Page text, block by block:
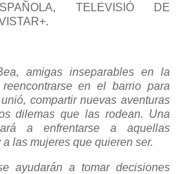
TELEVISIÓ DE
amigas inseparables en la
en el barrio para
compartir nuevas aventuras
dilemas que las rodean. Una
a enfrentarse a aquellas
las mujeres que quieren ser.
ayudarán a tomar decisiones